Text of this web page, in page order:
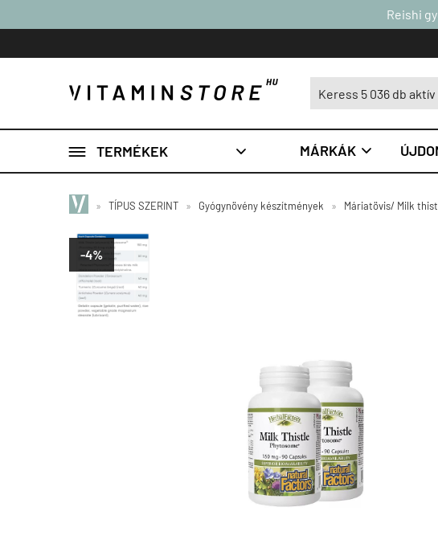
Reishi
 TERMÉKEK  MÁRKÁK 
» TÍPUS SZERINT » Gyógynövény készítmények » Máriatövis/ Milk
-4%